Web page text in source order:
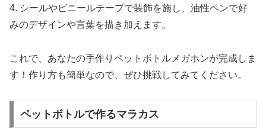
4. シールやビニールテープで装飾を施し、油性ペンで好
みのデザインや言葉を描き加えます。
これで、あなたの手作りペットボトルメガホンが完成しま
す！作り方も簡単なので、ぜひ挑戦してみてください。
ペットボトルで作るマラカス